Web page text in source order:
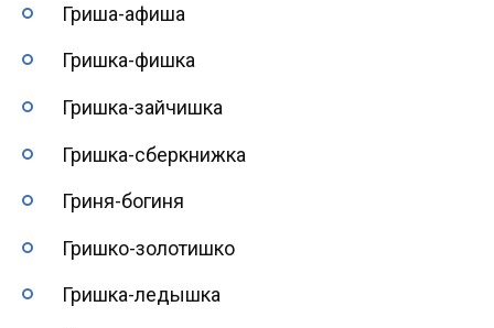
Гриша-афиша
Гришка-фишка
Гришка-зайчишка
Гришка-сберкнижка
Гриня-богиня
Гришко-золотишко
Гришка-ледышка